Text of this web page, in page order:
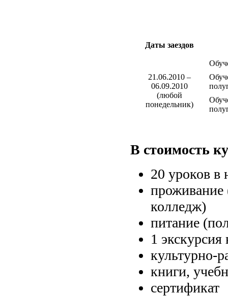
Даты заездов
21.06.2010 –
06.09.2010
(любой
понедельник)
В стоимость
20 уроков
колледж)
питание
1
культурно-
книги,
сертификат